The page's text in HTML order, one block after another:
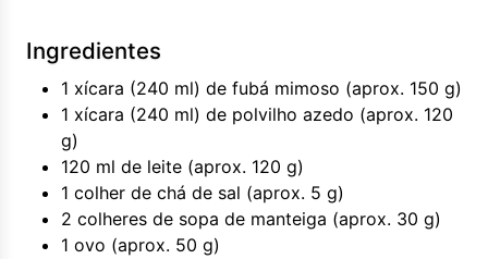
Ingredientes
1 xícara (240 ml) de fubá mimoso (aprox. 150 g)
1 xícara (240 ml) de polvilho azedo (aprox. 120
g)
120 ml de leite (aprox. 120 g)
1 colher de chá de sal (aprox. 5 g)
2 colheres de sopa de manteiga (aprox. 30 g)
1 ovo (aprox. 50 g)